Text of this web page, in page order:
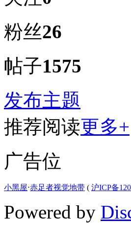
粉丝26
帖子1575
发布主题
推荐阅读更多+
广告位
小黑屋⋅赤足者视觉地带 ( 沪ICP备
Powered by